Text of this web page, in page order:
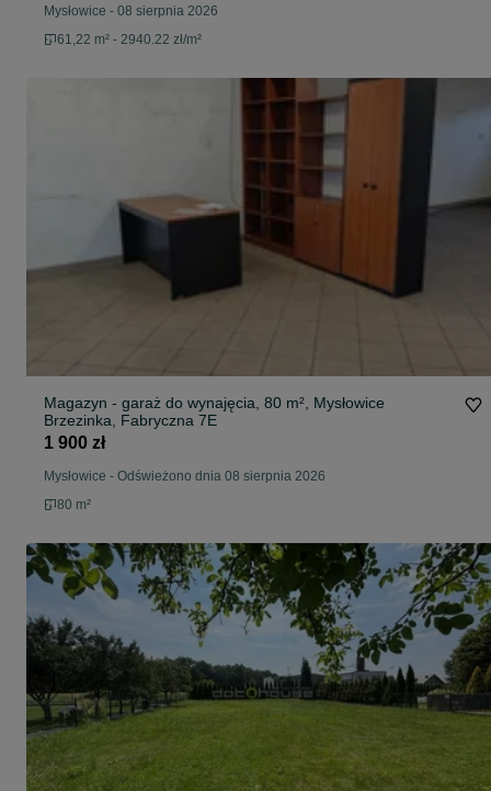
Mysłowice - 08 sierpnia 2026
61,22 m² - 2940.22 zł/m²
Magazyn - garaż do wynajęcia, 80 m², Mysłowice
Brzezinka, Fabryczna 7E
1 900 zł
Mysłowice - Odświeżono dnia 08 sierpnia 2026
80 m²